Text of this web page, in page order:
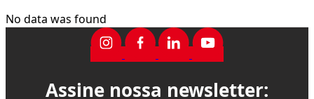
No data was found
Assine nossa newsletter: